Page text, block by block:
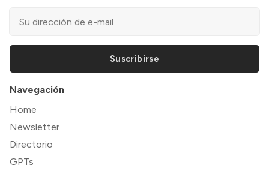
Suscribirse
Navegación
Home
Newsletter
Directorio
GPTs